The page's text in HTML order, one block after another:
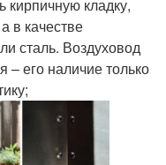
кирпичную кладку,
в качестве
сталь. Воздуховод
– его наличие только